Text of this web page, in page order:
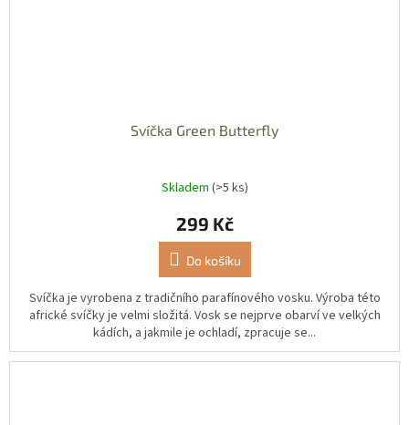
Svíčka Green Butterfly
Skladem (>5 ks)
299 Kč
Do košíku
Svíčka je vyrobena z tradičního parafínového vosku. Výroba této
africké svíčky je velmi složitá. Vosk se nejprve obarví ve velkých
kádích, a jakmile je ochladí, zpracuje se...